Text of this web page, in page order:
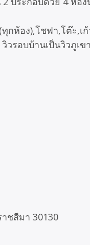
กห้อง),โชฟา,โต๊ะ,เ
รอบบ้านเป็นวิวภูเ
ชสีมา 30130